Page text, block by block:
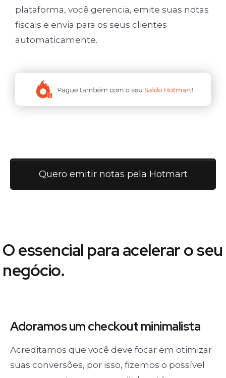
plataforma, você gerencia, emite suas notas
fiscais e envia para os seus clientes
automaticamente.
Quero emitir notas pela Hotmart
O essencial para acelerar o seu
negócio.
Adoramos umcheckout minimalista
Acreditamos que você deve focar em otimizar
suas conversões, por isso, fizemos o possível